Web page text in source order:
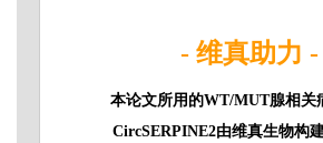
- 维真助力 -
本论文所用的WT/MUT腺相关
CircSERPINE2由维真生物构建